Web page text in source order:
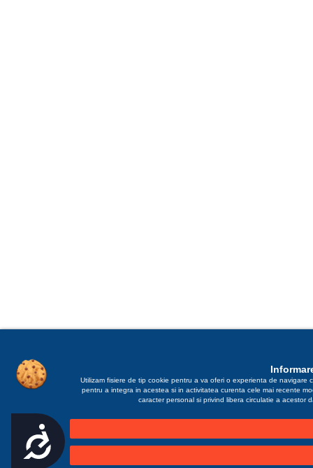
Accesibilitate
Utilizam fisiere de tip cookie pentru a va oferi o experienta de navigare
pentru a integra in acestea si in activitatea curenta cele mai recente
caracter personal si privind libera circulatie a acestor